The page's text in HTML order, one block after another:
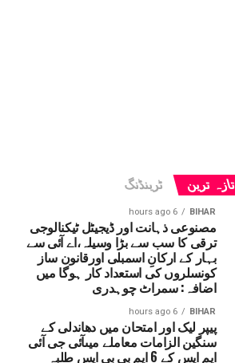
تازہ ترین ٹرینڈنگ
BIHAR
6 hours ago
مصنوعی ذہانت اور ڈیجیٹل ٹیکنالوجی
ترقی کا سب سے بڑا وسیلہ،اے آئی سے
بہار کے ارکانِ اسمبلی اورقانون ساز
کونسلروں کی استعداد کار ہوگا میں
اضافہ: سمراٹ چوہدری
BIHAR
6 hours ago
پیپر لیک اور امتحان میں دھاندلی کے
سنگین الزامات معاملے میںآئی جی آئی
ایم ایس کے 6 ایم بی بی ایس طلبہ